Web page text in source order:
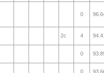
0
2c 4
0
0